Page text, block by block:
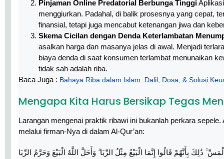
Pinjaman Online Predatorial Berbunga Tinggi
menggiurkan. Padahal, di balik prosesnya yang cepat,
finansial, tetapi juga mencabut ketenangan jiwa dan
Skema Cicilan dengan Denda Keterlambatan
asalkan harga dan masanya jelas di awal. Menjadi
biaya denda di saat konsumen terlambat menunaikan
tidak sah adalah riba.
Baca Juga : Bahaya Riba dalam Islam: Dalil, Dosa, & Solusi
Mengapa Kita Harus Bersikap Tegas
Larangan mengenai praktik ribawi ini bukanlah perkara
melalui firman-Nya di dalam Al-Qur’an:
ذَٰلِكَ بِأَنَّهُمْ قَالُوا إِنَّمَا الْبَيْعُ مِثْلُ الرِّبَا ۗ وَأَحَلَّ اللَّهُ الْبَيْعَ وَحَرَّمُ الرِّبَا